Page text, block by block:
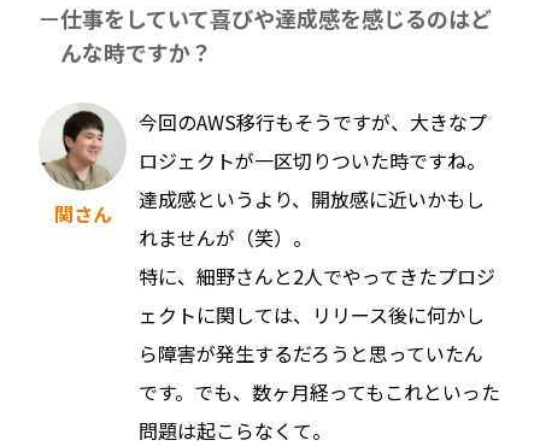
仕事をしていて喜びや達成感を感じるのはど
んな時ですか？
関さん
今回のAWS移行もそうですが、大きなプ
ロジェクトが一区切りついた時ですね。
達成感というより、開放感に近いかもし
れませんが（笑）。
特に、細野さんと2人でやってきたプロジ
ェクトに関しては、リリース後に何かし
ら障害が発生するだろうと思っていたん
です。でも、数ヶ月経ってもこれといった
問題は起こらなくて。